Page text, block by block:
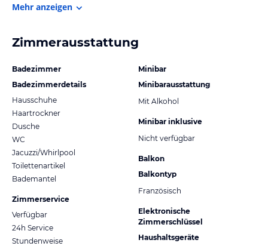
Mehr anzeigen
Zimmerausstattung
Badezimmer
Badezimmerdetails
Hausschuhe
Haartrockner
Dusche
WC
Jacuzzi/Whirlpool
Toilettenartikel
Bademantel
Zimmerservice
Verfügbar
24h Service
Stundenweise
Minibar
Minibarausstattung
Mit Alkohol
Minibar inklusive
Nicht verfügbar
Balkon
Balkontyp
Französisch
Elektronische
Zimmerschlüssel
Haushaltsgeräte